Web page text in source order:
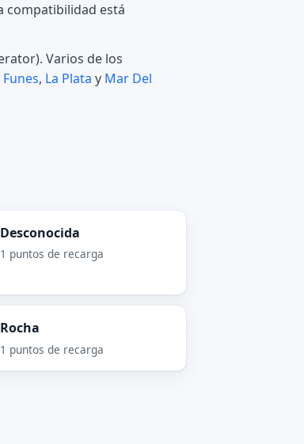
compatibilidad está
Varios de los
Funes, La Plata y Mar Del
Desconocida
1 puntos de recarga
Rocha
1 puntos de recarga